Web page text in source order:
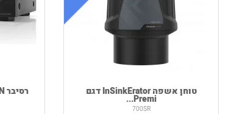
רסיבר DENON דגם AVR-X1800H טוחן אשפה InSinkErator דגם
Premi...
700SR